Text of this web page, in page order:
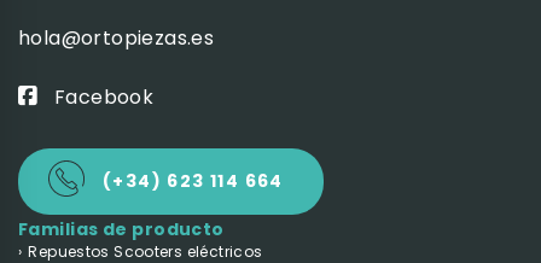
hola@ortopiezas.es
Facebook
(+34) 623 114 664
Familias de producto
Repuestos Scooters eléctricos